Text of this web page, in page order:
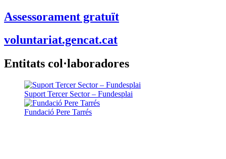
Assessorament gratuït
voluntariat.gencat.cat
Entitats col·laboradores
Suport Tercer Sector – Fundesplai
Fundació Pere Tarrés